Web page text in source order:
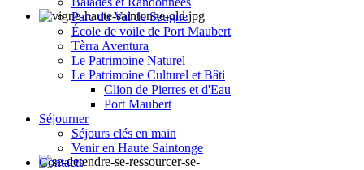
Parc du Val de Seugne
École de voile de Port Maubert
Tèrra Aventura
Le Patrimoine Naturel
Le Patrimoine Culturel et Bâti
Clion de Pierres et d'Eau
Port Maubert
Séjourner
Séjours clés en main
Venir en Haute Saintonge
Contacts